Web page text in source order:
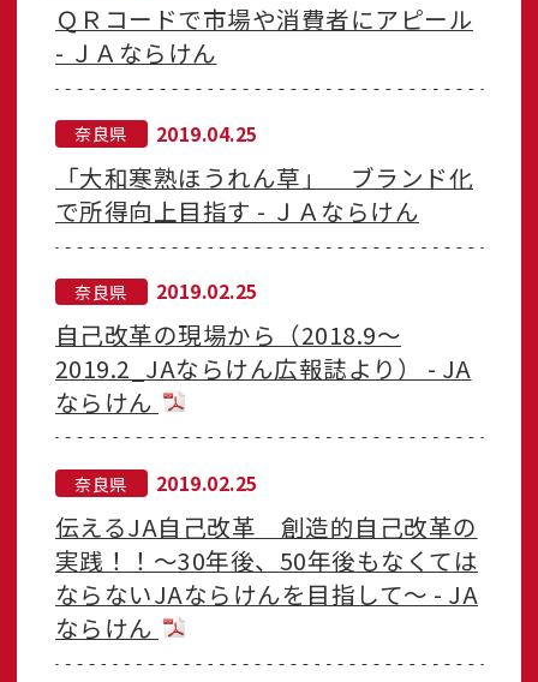
ＱＲコードで市場や消費者にアピール
- ＪＡならけん
奈良県 2019.04.25
「大和寒熟ほうれん草」 ブランド化
で所得向上目指す - ＪＡならけん
奈良県 2019.02.25
自己改革の現場から（2018.9～
2019.2_JAならけん広報誌より） - JA
ならけん
奈良県 2019.02.25
伝えるJA自己改革 創造的自己改革の
実践！！～30年後、50年後もなくては
ならないJAならけんを目指して～ - JA
ならけん